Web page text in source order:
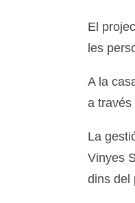
El
les
A la
a través
La
Vinyes
dins del